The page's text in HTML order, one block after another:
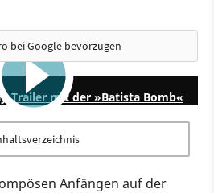
bei Google bevorzugen
1:22
Trailer mit der »Batista Bomb«
Anfängen auf der